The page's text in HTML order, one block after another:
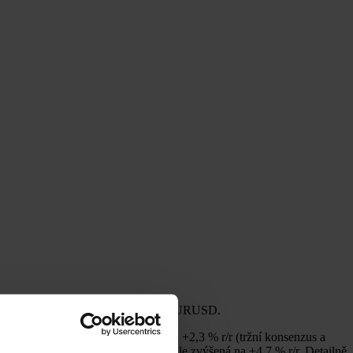
eurodolaru pod hladinou 1,17 EURUSD.
úřadu (ČSÚ) v září -0,6 % m/m a +2,3 % r/r (tržní konsenzus a